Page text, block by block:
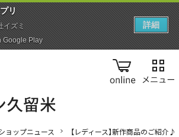
online
ョップニュース 【レディース】新作商品のご紹介♪
リ‬
イズミ
Google Play
詳細